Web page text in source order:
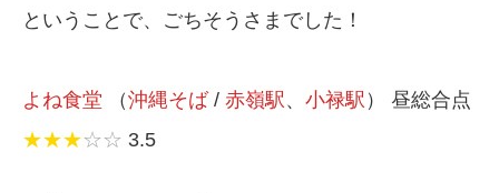
ということで、ごちそうさまでした！
よね食堂 （沖縄そば/ 赤嶺駅、 小禄駅 ） 昼総合点
★★★☆☆ 3.5